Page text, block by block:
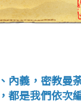
義，密教曼
是我們依次